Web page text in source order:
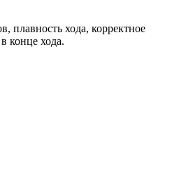
плавность хода, корректное
конце хода.